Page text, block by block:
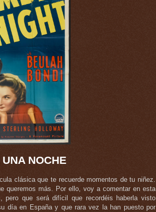
NOCHE
clásica que te recuerde momentos de tu niñez.
queremos más. Por ello, voy a comentar en esta
pero que será difícil que recordéis haberla visto
día en España y que rara vez la han puesto por